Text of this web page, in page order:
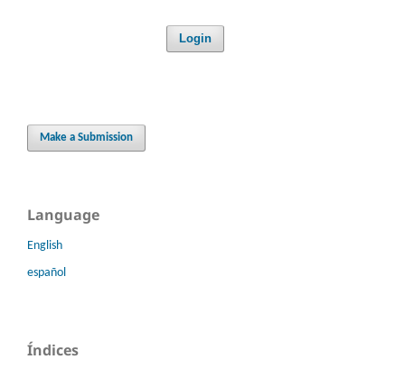
Login
Make a Submission
Language
English
español
Índices